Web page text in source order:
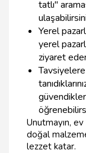
tatlı"
Yerel
yerel
ziyaret
Unutmayın,
doğal
lezzet katar.